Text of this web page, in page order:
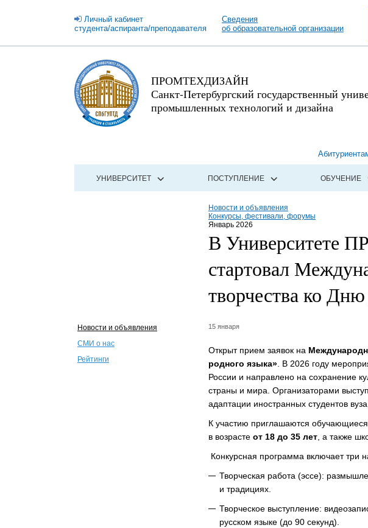
Личный кабинет
студента/аспиранта/преподавателя
Сведения
об образовательной организации
ПРОМТЕХДИЗАЙН
Санкт-Петербургский государственный
промышленных технологий и дизайна
УНИВЕРСИТЕТ ПОСТУПЛЕНИЕ ОБУЧЕНИЕ
Новости и объявления
Конкурсы, фестивали, форумы
Январь 2026
В
стартовал
творчества ко
Новости и объявления
СМИ о нас
Рейтинги
15 января
Открыт прием заявок на
родного языка». В 2026 году
России и направлено на сохранение
страны и мира. Организаторами
адаптации иностранных студентов
К участию приглашаются
в возрасте от 18 до 35 лет, а также
Конкурсная программа включает три
Творческая работа (эссе):
и традициях.
Творческое выступление:
русском языке (до 90 секунд).